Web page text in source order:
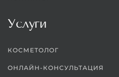
Услуги
КОСМЕТОЛОГ
ОНЛАЙН-КОНСУЛЬТАЦИЯ